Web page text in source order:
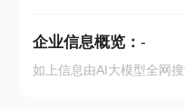
企业信息概览： -
如上信息由AI大模型全网